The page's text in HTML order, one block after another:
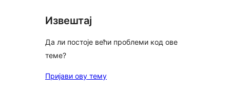
Извештај
Да ли постоје већи проблеми код ове
теме?
Пријави ову тему